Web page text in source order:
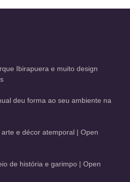
Ibirapuera e muito design
deu forma ao seu ambiente na
e décor atemporal | Open
de história e garimpo | Open